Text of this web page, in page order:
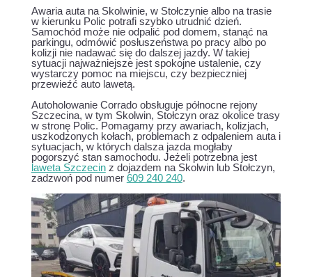
Awaria auta na Skolwinie, w Stołczynie albo na trasie
w kierunku Polic potrafi szybko utrudnić dzień.
Samochód może nie odpalić pod domem, stanąć na
parkingu, odmówić posłuszeństwa po pracy albo po
kolizji nie nadawać się do dalszej jazdy. W takiej
sytuacji najważniejsze jest spokojne ustalenie, czy
wystarczy pomoc na miejscu, czy bezpieczniej
przewieźć auto lawetą.
Autoholowanie Corrado obsługuje północne rejony
Szczecina, w tym Skolwin, Stołczyn oraz okolice trasy
w stronę Polic. Pomagamy przy awariach, kolizjach,
uszkodzonych kołach, problemach z odpaleniem auta i
sytuacjach, w których dalsza jazda mogłaby
pogorszyć stan samochodu. Jeżeli potrzebna jest
laweta Szczecinz dojazdem na Skolwin lub Stołczyn,
zadzwoń pod numer 609 240 240.